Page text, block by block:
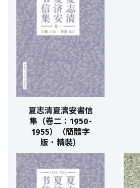
夏志清夏濟安書信
集（卷二：1950-
1955）（簡體字
版．精裝）